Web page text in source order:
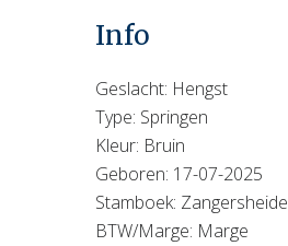
Info
Geslacht: Hengst
Type: Springen
Kleur: Bruin
Geboren: 17-07-2025
Stamboek: Zangersheide
BTW/Marge: Marge